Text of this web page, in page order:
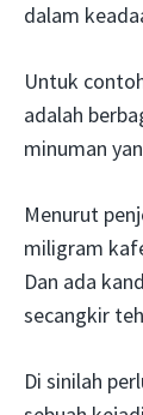
dalam
Untuk
adalah
minuman
Menurut
miligram
Dan ada
secangkir
Di sinilah